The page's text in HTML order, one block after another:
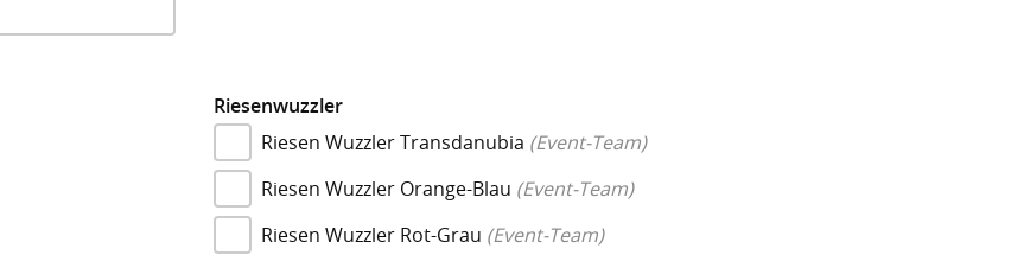
Riesenwuzzler
Riesen Wuzzler Transdanubia (Event-Team)
Riesen Wuzzler Orange-Blau (Event-Team)
Riesen Wuzzler Rot-Grau (Event-Team)